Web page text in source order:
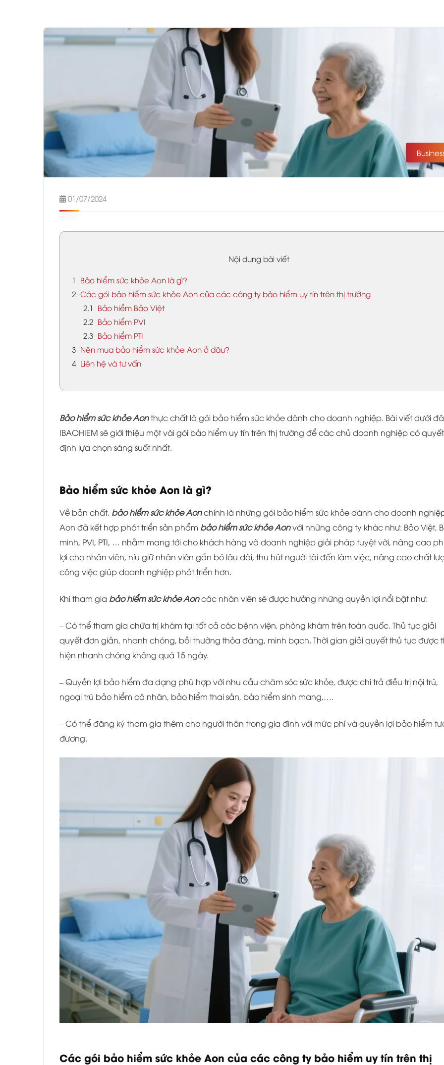
01/07/2024
Nội dung bài viết
1
Bảo hiểm sức khỏe Aon là gì?
2 Các gói bảo hiểm sức khỏe Aon của các công ty bảo hiểm uy tín trên thị trường
2.1
Bảo hiểm Bảo Việt
2.2 Bảo hiểm PVI
2.3 Bảo hiểm PTI
3 Nên mua bảo hiểm sức khỏe Aon ở đâu?
4 Liên hệ và tư vấn
Bảo hiểm sức khỏe Aonthực chất là gói bảo hiểm sức khỏe dành cho doanh nghiệp. Bài viết dưới
IBAOHIEM sẽ giới thiệu một vài gói bảo hiểm uy tín trên thị trường để các chủ doanh nghiệp có quyết
định lựa chọn sáng suốt nhất.
Bảo hiểm sức khỏe Aon là gì?
Về bản chất, bảo hiểm sức khỏe Aonchính là những gói bảo hiểm sức khỏe dành cho doanh
Aon đã kết hợp phát triển sản phẩm bảo hiểm sức khỏe Aonvới những công ty khác như: Bảo Việt,
minh, PVI, PTI, … nhằm mang tới cho khách hàng và doanh nghiệp giải pháp tuyệt vời, nâng cao
lợi cho nhân viên, níu giữ nhân viên gắn bó lâu dài, thu hút người tài đến làm việc, nâng cao chất
công việc giúp doanh nghiệp phát triển hơn.
Khi tham gia bảo hiểm sức khỏe Aoncác nhân viên sẽ được hưởng những quyền lợi nổi bật như:
– Có thể tham gia chữa trị khám tại tất cả các bệnh viện, phòng khám trên toàn quốc. Thủ tục giải
quyết đơn giản, nhanh chóng, bồi thường thỏa đáng, minh bạch. Thời gian giải quyết thủ tục được
hiện nhanh chóng không quá 15 ngày.
– Quyền lợi bảo hiểm đa dạng phù hợp với nhu cầu chăm sóc sức khỏe, được chi trả điều trị nội trú,
ngoại trú bảo hiểm cá nhân, bảo hiểm thai sản, bảo hiểm sinh mang,….
– Có thể đăng ký tham gia thêm cho người thân trong gia đình với mức phí và quyền lợi bảo hiểm
đương.
Các gói bảo hiểm sức khỏe Aon của các công ty bảo hiểm uy tín trên thị